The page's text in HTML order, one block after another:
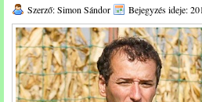
Szerző: Simon Sándor Bejegyzés ideje: